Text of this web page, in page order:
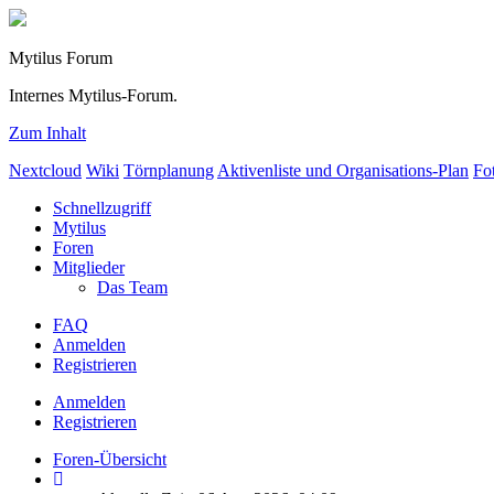
Mytilus Forum
Internes Mytilus-Forum.
Zum Inhalt
Nextcloud Wiki Törnplanung Aktivenliste und Organisations-Plan
Schnellzugriff
Mytilus
Foren
Mitglieder
Das Team
FAQ
Anmelden
Registrieren
Anmelden
Registrieren
Foren-Übersicht